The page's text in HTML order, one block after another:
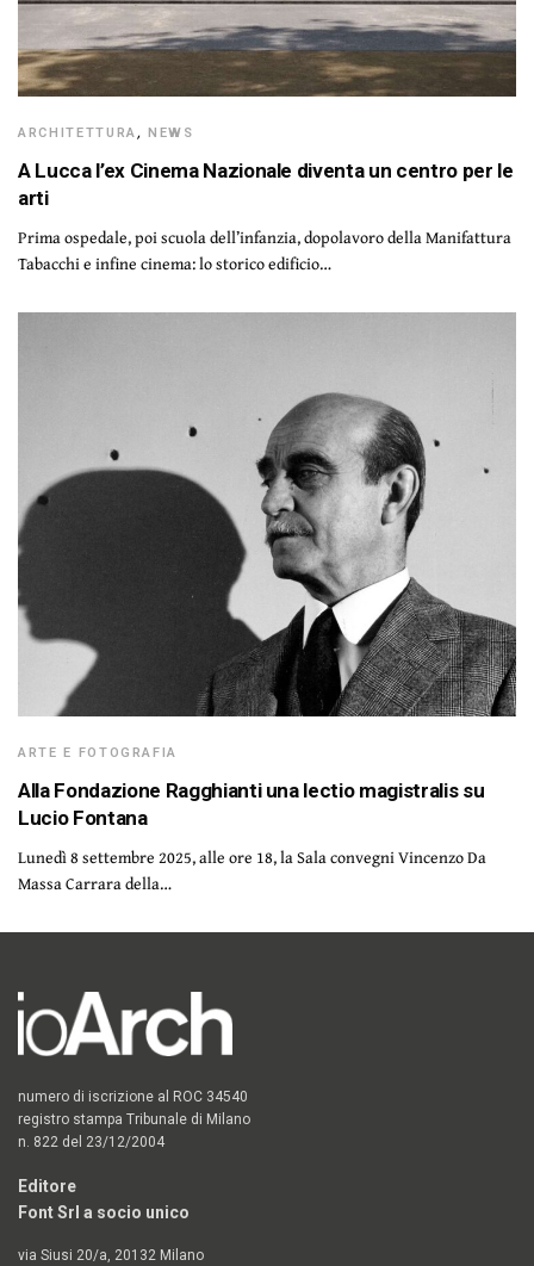
ARCHITETTURA,NEWS
A Lucca l’ex Cinema Nazionale diventa un centro per le
arti
Prima ospedale, poi scuola dell’infanzia, dopolavoro della Manifattura
Tabacchi e infine cinema: lo storico edificio…
ARTE E FOTOGRAFIA
Alla Fondazione Ragghianti una lectio magistralis su
Lucio Fontana
Lunedì 8 settembre 2025, alle ore 18, la Sala convegni Vincenzo Da
Massa Carrara della…
numero di iscrizione al ROC 34540
registro stampa Tribunale di Milano
n. 822 del 23/12/2004
Editore
Font Srl a socio unico
via Siusi 20/a, 20132 Milano